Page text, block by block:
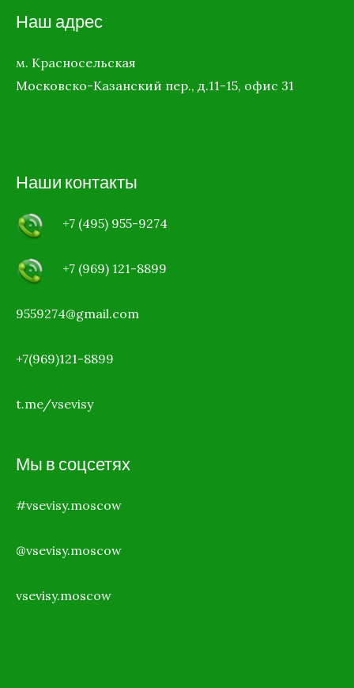
Наш адрес
м. Красносельская
Московско-Казанский пер., д.11-15, офис 31
Наши контакты
+7 (495) 955-9274
+7 (969) 121-8899
9559274@gmail.com
+7(969)121-8899
t.me/vsevisy
Мы в соцсетях
#vsevisy.moscow
@vsevisy.moscow
vsevisy.moscow